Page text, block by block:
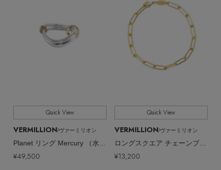
Quick View
VERMILLION/ヴァーミリオン
¥49,500
Quick View
VERMILLION/ヴァーミリオン
ロングスクエア チェーンブレスレット
¥13,200